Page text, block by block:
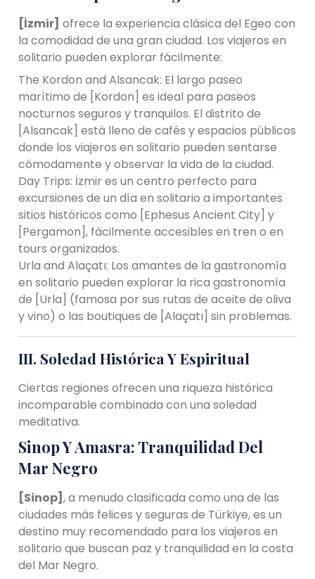
[İzmir] ofrece la experiencia clásica del Egeo con
la comodidad de una gran ciudad. Los viajeros en
solitario pueden explorar fácilmente:
The Kordon and Alsancak: El largo paseo
marítimo de [Kordon] es ideal para paseos
nocturnos seguros y tranquilos. El distrito de
[Alsancak] está lleno de cafés y espacios públicos
donde los viajeros en solitario pueden sentarse
cómodamente y observar la vida de la ciudad.
Day Trips: İzmir es un centro perfecto para
excursiones de un día en solitario a importantes
sitios históricos como [Ephesus Ancient City] y
[Pergamon], fácilmente accesibles en tren o en
tours organizados.
Urla and Alaçatı: Los amantes de la gastronomía
en solitario pueden explorar la rica gastronomía
de [Urla] (famosa por sus rutas de aceite de oliva
y vino) o las boutiques de [Alaçatı] sin problemas.
III. Soledad Histórica Y Espiritual
Ciertas regiones ofrecen una riqueza histórica
incomparable combinada con una soledad
meditativa.
Sinop Y Amasra: Tranquilidad Del
Mar Negro
[Sinop], a menudo clasificada como una de las
ciudades más felices y seguras de Türkiye, es un
destino muy recomendado para los viajeros en
solitario que buscan paz y tranquilidad en la costa
del Mar Negro.